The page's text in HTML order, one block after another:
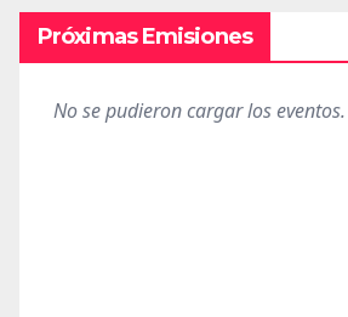
Próximas Emisiones